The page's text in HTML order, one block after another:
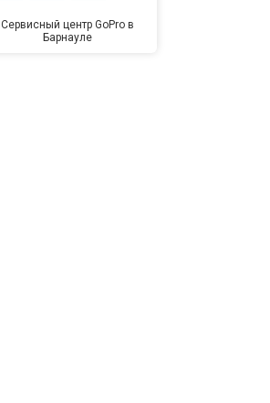
Сервисный центр GoPro в
Барнауле